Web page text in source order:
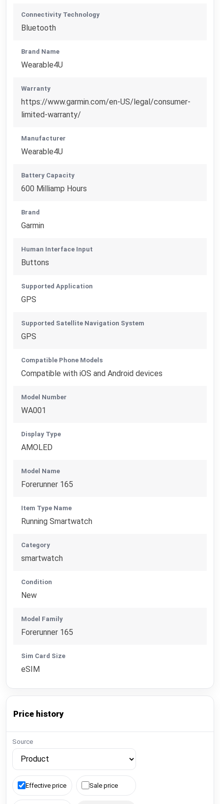
Connectivity Technology
Bluetooth
Brand Name
Wearable4U
Warranty
https://www.garmin.com/en-US/legal/consumer-
limited-warranty/
Manufacturer
Wearable4U
Battery Capacity
600 Milliamp Hours
Brand
Garmin
Human Interface Input
Buttons
Supported Application
GPS
Supported Satellite Navigation System
GPS
Compatible Phone Models
Compatible with iOS and Android devices
Model Number
WA001
Display Type
AMOLED
Model Name
Forerunner 165
Item Type Name
Running Smartwatch
Category
smartwatch
Condition
New
Model Family
Forerunner 165
Sim Card Size
eSIM
Price history
Source
Effective price Sale price